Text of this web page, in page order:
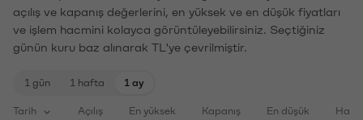
açılış ve kapanış değerlerini, en yüksek ve en düşük fiyatları
ve işlem hacmini kolayca görüntüleyebilirsiniz. Seçtiğiniz
günün kuru baz alınarak TL'ye çevrilmiştir.
1 gün 1 hafta 1 ay
Tarih Açılış En yüksek Kapanış En düşük